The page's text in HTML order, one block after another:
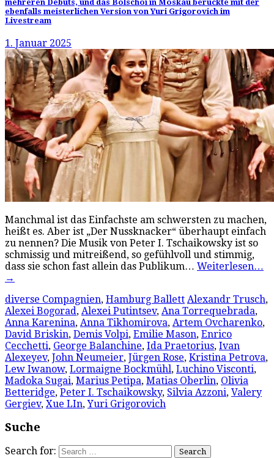
mehreren Debüts, und das Bolschoi in Moskau berückte mit der
ebenfalls meisterlichen Version von Yuri Grigorovich im
Livestream
1. Januar 2025
Manchmal ist das Einfachste am schwersten zu machen,
heißt es. Aber ist „Der Nussknacker“ überhaupt einfach
zu nennen? Die Musik von Peter I. Tschaikowsky ist so
schmissig und mitreißend, so gefühlvoll und stimmig,
dass sie schon fast allein das Publikum… Weiterlesen…
→
diverse Compagnien, Hamburg Ballett Alexandr Trusch,
Alexei Bogorad, Alexei Putintsev, Ana Torrequebrada,
Anna Karenina, Anna Tikhomirova, Artem Ovcharenko,
David Briskin, Demis Volpi, Emilie Mason, Enrico
Cecchetti, George Balanchine, Ida Praetorius, Ivan
Alexeyev, John Neumeier, Jürgen Rose, Kristina Petrova,
Lew Iwanow, Lormaigne Bockmühl, Luchino Visconti,
Madoka Sugai, Marius Petipa, Matias Oberlin, Olivia
Betteridge, Peter I. Tschaikowsky, Silvia Azzoni, Valery
Gergiev, Xue LIn,Yuri Grigorovich
Suche
Search for: